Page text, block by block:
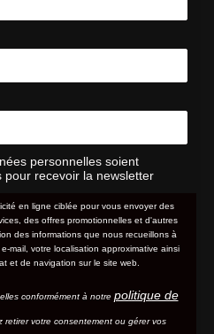
personnelles soient
pour recevoir la newsletter
en ligne ciblée pour vous envoyer des
des offres promotionnelles et d'autres
des informations que nous recueillons à
mail, votre localisation approximative ainsi
et de navigation sur le site web.
conformément à notre politique de
retirer votre consentement ou gérer vos